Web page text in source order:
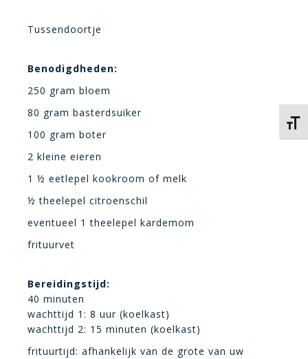
Tussendoortje
Benodigdheden:
250 gram bloem
80 gram basterdsuiker
100 gram boter
2 kleine eieren
1 ½ eetlepel kookroom of melk
½ theelepel citroenschil
eventueel 1 theelepel kardemom
frituurvet
Bereidingstijd:
40 minuten
wachttijd 1: 8 uur (koelkast)
wachttijd 2: 15 minuten (koelkast)
frituurtijd: afhankelijk van de grote van uw